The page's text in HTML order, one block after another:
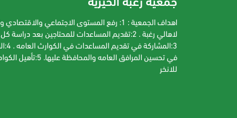
اهداف الجمعية : 1: رفع المستوى الاجتماعي
لاهالي رغبة . 2:تقديم المساعدات للمحتاجين بعد دراسة
في تحسين المرافق العامه والمحافظة
للانخر